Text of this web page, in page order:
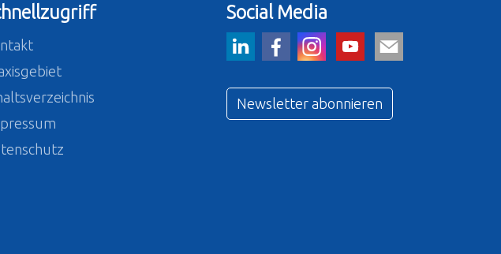
Social Media
Newsletter abonnieren